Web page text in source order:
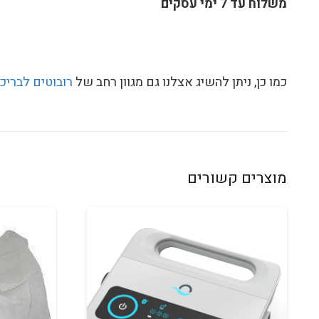
משלוח עד 7 ימי עסקים
כמו כן, ניתן להשיג אצלנו גם מגוון רחב של רובוטים
מוצרים קשורים